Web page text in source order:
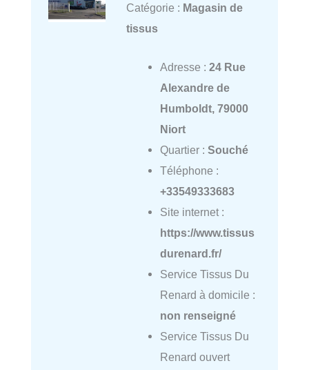
Catégorie : Magasin de
tissus
Adresse : 24 Rue
Alexandre de
Humboldt, 79000
Niort
Quartier : Souché
Téléphone :
+33549333683
Site internet :
https://www.tissus
durenard.fr/
Service Tissus Du
Renard à domicile :
non renseigné
Service Tissus Du
Renard ouvert